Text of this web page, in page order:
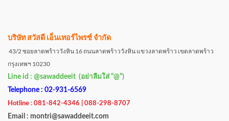
บริษัท สวัสดี เอ็นเทอร์ไพรซ์ จำกัด
43/2 ซอยลาดพร้าววังหิน 16 ถนนลาดพร้าววังหิน แขวงลาดพร้าว เขตลาดพร้าว
กรุงเทพฯ 10230
Line id : @sawaddeeit (อย่าลืมใส่ “@”)
Telephone : 02-931-6569
Hotline : 081-842-4346 | 088-298-8707
Email : montri@sawaddeeit.com